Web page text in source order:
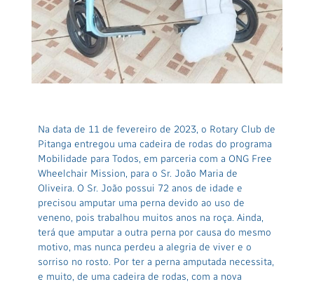
Na data de 11 de fevereiro de 2023, o Rotary Club de
Pitanga entregou uma cadeira de rodas do programa
Mobilidade para Todos, em parceria com a ONG Free
Wheelchair Mission, para o Sr. João Maria de
Oliveira. O Sr. João possui 72 anos de idade e
precisou amputar uma perna devido ao uso de
veneno, pois trabalhou muitos anos na roça. Ainda,
terá que amputar a outra perna por causa do mesmo
motivo, mas nunca perdeu a alegria de viver e o
sorriso no rosto. Por ter a perna amputada necessita,
e muito, de uma cadeira de rodas, com a nova